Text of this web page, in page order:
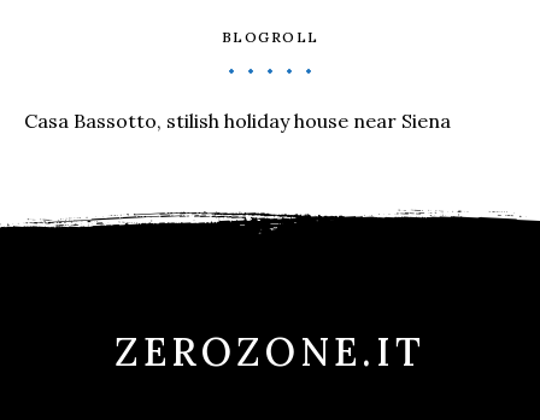
BLOGROLL
Casa Bassotto, stilish holiday house near Siena
ZEROZONE.IT